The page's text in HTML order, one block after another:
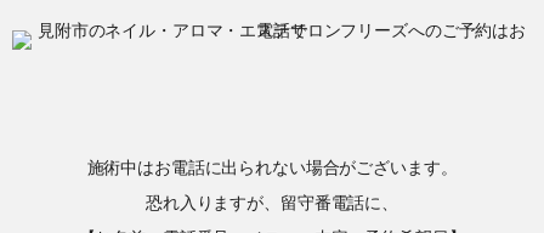
施術中はお電話に出られない場合がございます。
恐れ入りますが、留守番電話に、